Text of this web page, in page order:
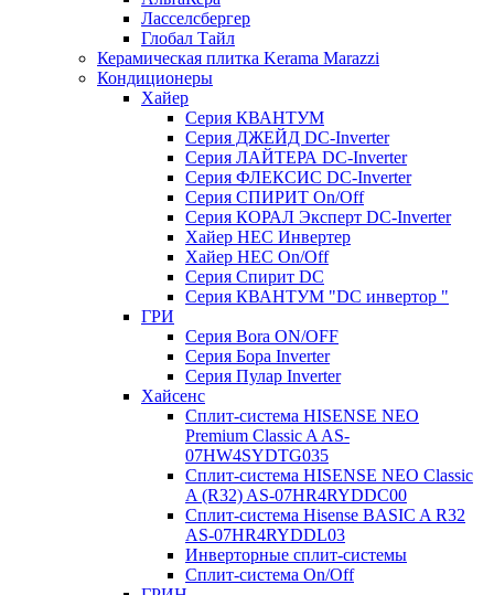
Ласселсбергер
Глобал Тайл
Керамическая плитка Kerama Marazzi
Кондиционеры
Хайер
Серия КВАНТУМ
Серия ДЖЕЙД DC-Inverter
Серия ЛАЙТЕРА DC-Inverter
Серия ФЛЕКСИС DC-Inverter
Серия СПИРИТ On/Off
Серия КОРАЛ Эксперт DC-Inverter
Хайер HEC Инвертер
Хайер HEC On/Off
Серия Спирит DC
Серия КВАНТУМ "DC инвертор "
ГРИ
Серия Bora ON/OFF
Серия Бора Inverter
Серия Пулар Inverter
Хайсенс
Сплит-система HISENSE NEO
Premium Classic A AS-
07HW4SYDTG035
Сплит-система HISENSE NEO Classic
A (R32) AS-07HR4RYDDC00
Сплит-система Hisense BASIC A R32
AS-07HR4RYDDL03
Инверторные сплит-системы
Сплит-система On/Off